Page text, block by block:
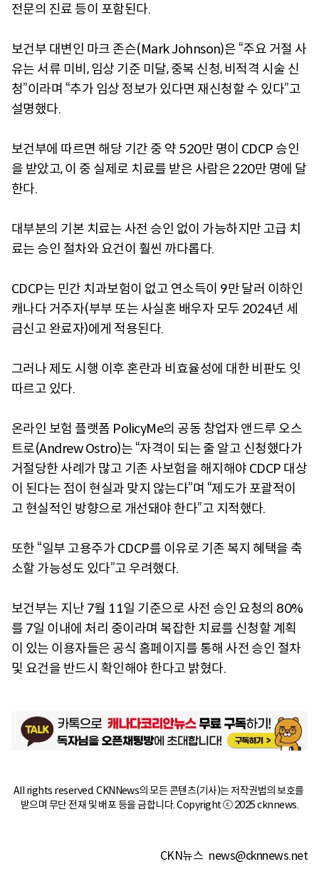
전문의 진료 등이 포함된다.
보건부 대변인 마크 존슨(Mark Johnson)은 “주요 거절 사
유는 서류 미비, 임상 기준 미달, 중복 신청, 비적격 시술 신
청”이라며 “추가 임상 정보가 있다면 재신청할 수 있다”고
설명했다.
보건부에 따르면 해당 기간 중 약 520만 명이 CDCP 승인
을 받았고, 이 중 실제로 치료를 받은 사람은 220만 명에 달
한다.
대부분의 기본 치료는 사전 승인 없이 가능하지만 고급 치
료는 승인 절차와 요건이 훨씬 까다롭다.
CDCP는 민간 치과보험이 없고 연소득이 9만 달러 이하인
캐나다 거주자(부부 또는 사실혼 배우자 모두 2024년 세
금신고 완료자)에게 적용된다.
그러나 제도 시행 이후 혼란과 비효율성에 대한 비판도 잇
따르고 있다.
온라인 보험 플랫폼 PolicyMe의 공동 창업자 앤드루 오스
트로(Andrew Ostro)는 “자격이 되는 줄 알고 신청했다가
거절당한 사례가 많고 기존 사보험을 해지해야 CDCP 대상
이 된다는 점이 현실과 맞지 않는다”며 “제도가 포괄적이
고 현실적인 방향으로 개선돼야 한다”고 지적했다.
또한 “일부 고용주가 CDCP를 이유로 기존 복지 혜택을 축
소할 가능성도 있다”고 우려했다.
보건부는 지난 7월 11일 기준으로 사전 승인 요청의 80%
를 7일 이내에 처리 중이라며 복잡한 치료를 신청할 계획
이 있는 이용자들은 공식 홈페이지를 통해 사전 승인 절차
및 요건을 반드시 확인해야 한다고 밝혔다.
All rights reserved. CKNNews의 모든 콘텐츠(기사)는 저작권법의 보호를
받으며 무단 전재 및 배포 등을 금합니다. Copyright ⓒ 2025 cknnews.
CKN뉴스 news@cknnews.net